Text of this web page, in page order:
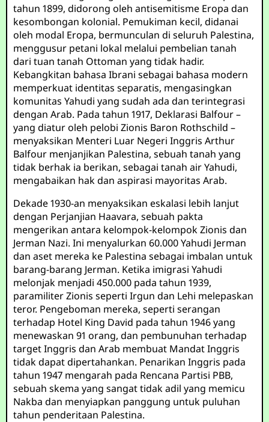
tahun 1899, didorong oleh antisemitisme Eropa dan
kesombongan kolonial. Pemukiman kecil, didanai
oleh modal Eropa, bermunculan di seluruh Palestina,
menggusur petani lokal melalui pembelian tanah
dari tuan tanah Ottoman yang tidak hadir.
Kebangkitan bahasa Ibrani sebagai bahasa modern
memperkuat identitas separatis, mengasingkan
komunitas Yahudi yang sudah ada dan terintegrasi
dengan Arab. Pada tahun 1917, Deklarasi Balfour –
yang diatur oleh pelobi Zionis Baron Rothschild –
menyaksikan Menteri Luar Negeri Inggris Arthur
Balfour menjanjikan Palestina, sebuah tanah yang
tidak berhak ia berikan, sebagai tanah air Yahudi,
mengabaikan hak dan aspirasi mayoritas Arab.
Dekade 1930-an menyaksikan eskalasi lebih lanjut
dengan Perjanjian Haavara, sebuah pakta
mengerikan antara kelompok-kelompok Zionis dan
Jerman Nazi. Ini menyalurkan 60.000 Yahudi Jerman
dan aset mereka ke Palestina sebagai imbalan untuk
barang-barang Jerman. Ketika imigrasi Yahudi
melonjak menjadi 450.000 pada tahun 1939,
paramiliter Zionis seperti Irgun dan Lehi melepaskan
teror. Pengeboman mereka, seperti serangan
terhadap Hotel King David pada tahun 1946 yang
menewaskan 91 orang, dan pembunuhan terhadap
target Inggris dan Arab membuat Mandat Inggris
tidak dapat dipertahankan. Penarikan Inggris pada
tahun 1947 mengarah pada Rencana Partisi PBB,
sebuah skema yang sangat tidak adil yang memicu
Nakba dan menyiapkan panggung untuk puluhan
tahun penderitaan Palestina.